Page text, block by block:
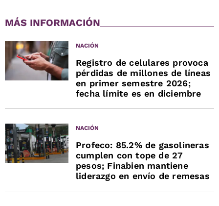
MÁS INFORMACIÓN
NACIÓN
Registro de celulares provoca
pérdidas de millones de líneas
en primer semestre 2026;
fecha límite es en diciembre
NACIÓN
Profeco: 85.2% de gasolineras
cumplen con tope de 27
pesos; Finabien mantiene
liderazgo en envío de remesas